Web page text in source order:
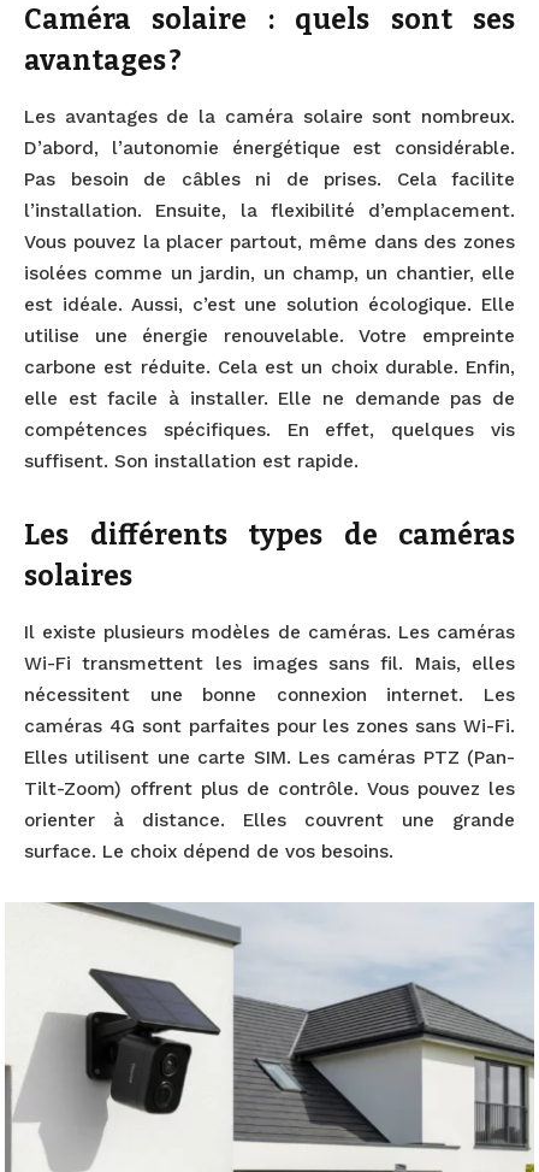
Caméra solaire : quels sont ses
avantages ?
Les avantages de la caméra solaire sont nombreux.
D’abord, l’autonomie énergétique est considérable.
Pas besoin de câbles ni de prises. Cela facilite
l’installation. Ensuite, la flexibilité d’emplacement.
Vous pouvez la placer partout, même dans des zones
isolées comme un jardin, un champ, un chantier, elle
est idéale. Aussi, c’est une solution écologique. Elle
utilise une énergie renouvelable. Votre empreinte
carbone est réduite. Cela est un choix durable. Enfin,
elle est facile à installer. Elle ne demande pas de
compétences spécifiques. En effet, quelques vis
suffisent. Son installation est rapide.
Les différents types de caméras
solaires
Il existe plusieurs modèles de caméras. Les caméras
Wi-Fi transmettent les images sans fil. Mais, elles
nécessitent une bonne connexion internet. Les
caméras 4G sont parfaites pour les zones sans Wi-Fi.
Elles utilisent une carte SIM. Les caméras PTZ (Pan-
Tilt-Zoom) offrent plus de contrôle. Vous pouvez les
orienter à distance. Elles couvrent une grande
surface. Le choix dépend de vos besoins.